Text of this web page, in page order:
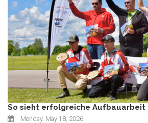
So sieht erfolgreiche Aufbauarbeit
Monday, May 18, 2026